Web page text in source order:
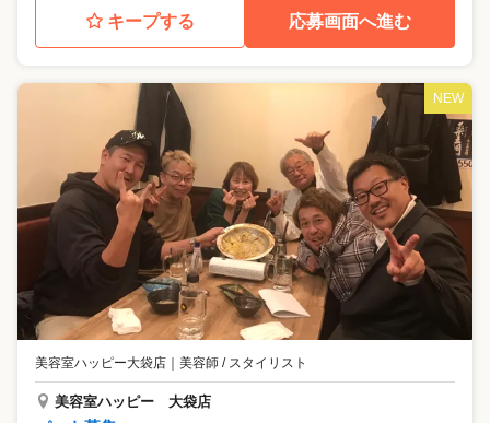
キープする 応募画面へ進む
NEW
美容室ハッピー大袋店 ｜ 美容師 / スタイリスト
美容室ハッピー 大袋店